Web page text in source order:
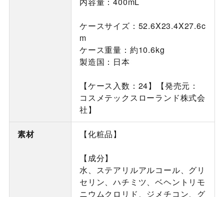
ケースサイズ：52.6X23.4X27.6c
m
ケース重量：約10.6kg
製造国：日本
【ケース入数：24】【発売元：
コスメテックスローランド株式会
社】
素材 【化粧品】
【成分】
水、ステアリルアルコール、グリ
セリン、ハチミツ、ベヘントリモ
ニウムクロリド、ジメチコン、グ